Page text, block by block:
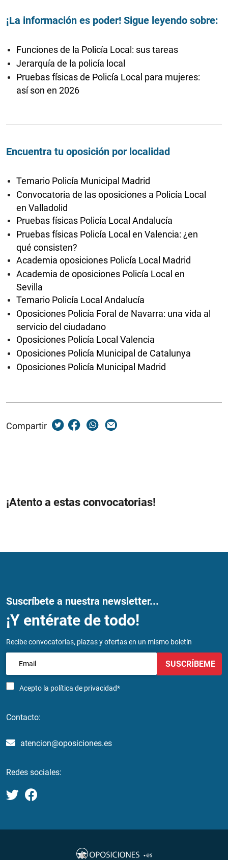
¡La información es poder! Sigue leyendo sobre:
Funciones de la Policía Local: sus tareas
Jerarquía de la policía local
Pruebas físicas de Policía Local para mujeres:
así son en 2026
Encuentra tu oposición por localidad
Temario Policía Municipal Madrid
Convocatoria de las oposiciones a Policía Local
en Valladolid
Pruebas físicas Policía Local Andalucía
Pruebas físicas Policía Local en Valencia: ¿en
qué consisten?
Academia oposiciones Policía Local Madrid
Academia de oposiciones Policía Local en
Sevilla
Temario Policía Local Andalucía
Oposiciones Policía Foral de Navarra: una vida al
servicio del ciudadano
Oposiciones Policía Local Valencia
Oposiciones Policía Municipal de Catalunya
Oposiciones Policía Municipal Madrid
Compartir
¡Atento a estas convocatorias!
Suscríbete a nuestra newsletter...
¡Y entérate de todo!
Recibe convocatorias, plazas y ofertas en un mismo boletín
Acepto la política de privacidad*
SUSCRÍBEME
Contacto:
atencion@oposiciones.es
Redes sociales: